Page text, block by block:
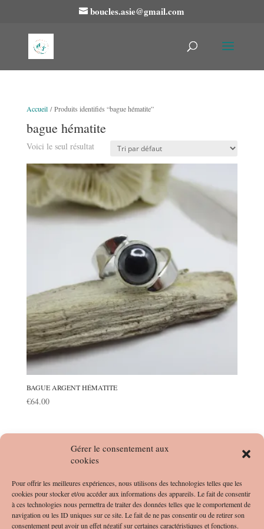
Gérer le consentement aux
cookies
Pour offrir les meilleures expériences, nous utilisons des technologies telles que les
cookies pour stocker et/ou accéder aux informations des appareils. Le fait de consentir
à ces technologies nous permettra de traiter des données telles que le comportement de
navigation ou les ID uniques sur ce site. Le fait de ne pas consentir ou de retirer son
consentement peut avoir un effet négatif sur certaines caractéristiques et fonctions.
boucles.asie@gmail.com
Accueil/ Produits identifiés “bague hématite”
bague hématite
Voici le seul résultat
BAGUE ARGENT HÉMATITE
€64.00
Recent Posts
Graines de RUDRAKSHA